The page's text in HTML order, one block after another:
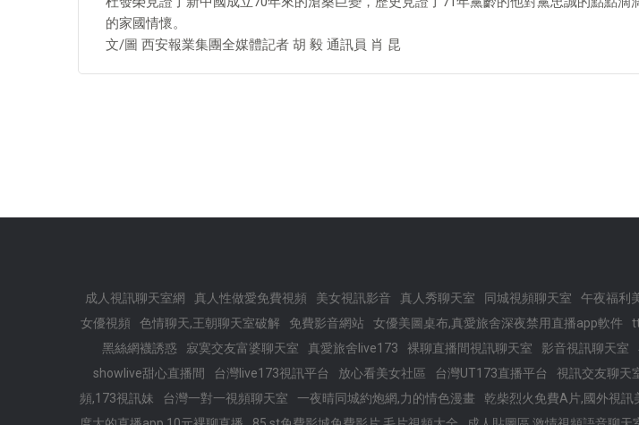
的家國情懷。
文/圖 西安報業集團全媒體記者 胡 毅 通訊員 肖 昆
成人視訊聊天室網 真人性做愛免費視頻 美女視訊影音 真人秀聊天室 同城視頻聊天室 午夜福利
女優視頻
色情聊天,王朝聊天室破解 免費影音網站 女優美圖桌布,真愛旅舍深夜禁用直播app軟件
黑絲網襪誘惑
寂寞交友富婆聊天室 真愛旅舍live173 裸聊直播間視訊聊天室 影音視訊聊天室
showlive甜心直播間
台灣live173視訊平台 放心看美女社區 台灣UT173直播平台 視訊交友聊天
頻,173視訊妹
台灣一對一視頻聊天室 一夜晴同城約炮網,力的情色漫畫 乾柴烈火免費A片,國外視訊